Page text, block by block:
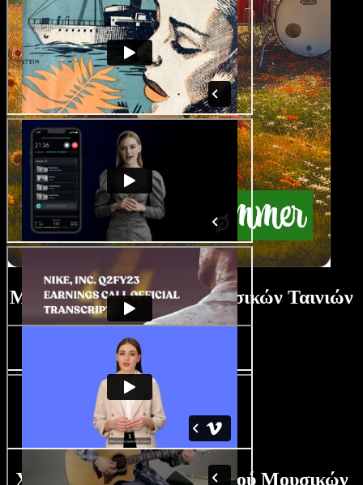
Μάθημα Δημιουργίας Μουσικών Ταινιών
Χαρακτηριστικά Δημιουργού Μουσικών